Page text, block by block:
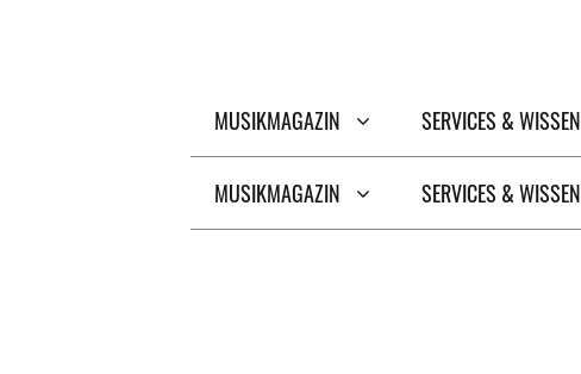
MUSIKMAGAZIN SERVICES & WISSEN
MUSIKMAGAZIN SERVICES & WISSEN